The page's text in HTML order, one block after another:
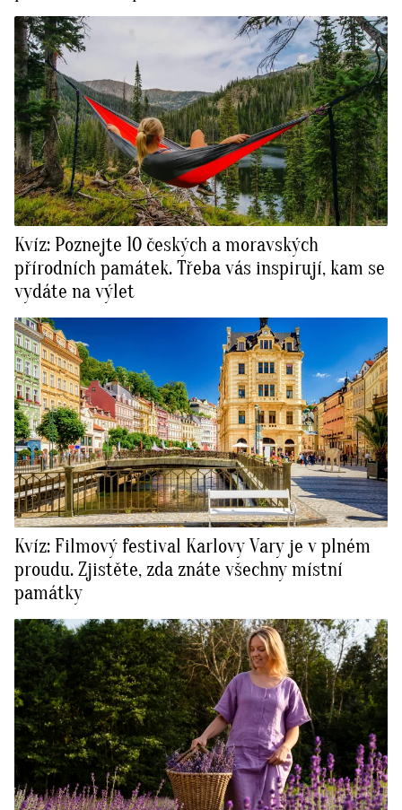
Kvíz: Poznejte 10 českých a moravských
přírodních památek. Třeba vás inspirují, kam se
vydáte na výlet
Kvíz: Filmový festival Karlovy Vary je v plném
proudu. Zjistěte, zda znáte všechny místní
památky